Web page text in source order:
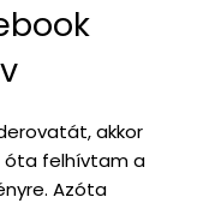
akkor
óta felhívtam a
Azóta